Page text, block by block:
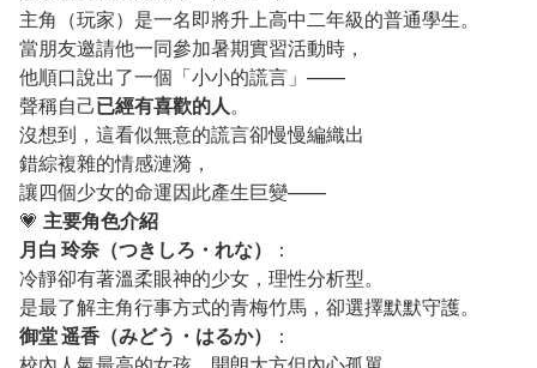
主角（玩家）是一名即將升上高中二年級的普通學生。
當朋友邀請他一同參加暑期實習活動時，
他順口說出了一個「小小的謊言」——
聲稱自己已經有喜歡的人。
沒想到，這看似無意的謊言卻慢慢編織出
錯綜複雜的情感漣漪，
讓四個少女的命運因此產生巨變——
💗 主要角色介紹
月白 玲奈（つきしろ・れな）
：
冷靜卻有著溫柔眼神的少女，理性分析型。
是最了解主角行事方式的青梅竹馬，卻選擇默默守護。
御堂 遥香（みどう・はるか）
：